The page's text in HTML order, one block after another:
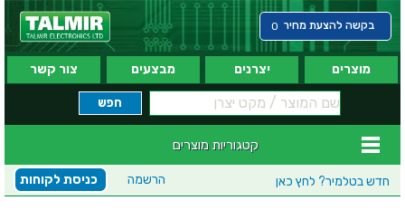
בקשה להצעת מחיר 0
מוצרים יצרנים מבצעים צור קשר
קטגוריות מוצרים
חדש בטלמיר? לחץ כאן כניסת לקוחות הרשמה